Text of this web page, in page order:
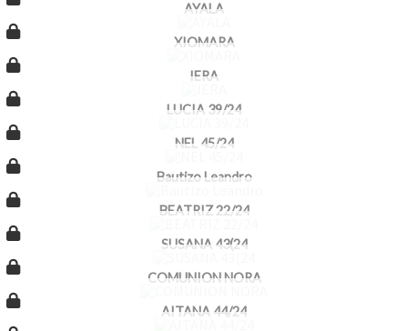
AYALA
XIOMARA
IERA
LUCIA 39/24
NEL 45/24
Bautizo Leandro
BEATRIZ 22/24
SUSANA 43(24
COMUNION NORA
AITANA 44/24